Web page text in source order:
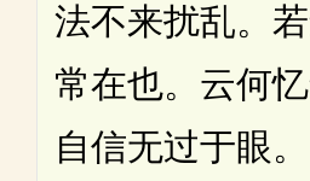
法不来扰乱。
常在也。云何
自信无过于眼